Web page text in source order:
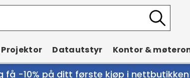
Projektor Datautstyr Kontor &
få -10% på ditt første kjøp i